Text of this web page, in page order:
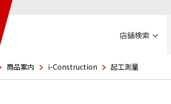
店舗検索
商品案内 i-Construction 起工測量